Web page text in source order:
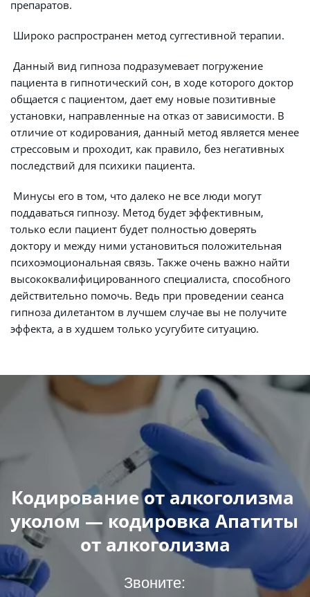
препаратов.
Широко распространен метод суггестивной терапии.
пациента в гипнотический сон, в ходе которого доктор
общается с пациентом, дает ему новые позитивные
установки, направленные на отказ от зависимости. В
отличие от кодирования, данный метод является менее
стрессовым и проходит, как правило, без негативных
последствий для психики пациента.
поддаваться гипнозу. Метод будет эффективным,
только если пациент будет полностью доверять
доктору и между ними установиться положительная
психоэмоциональная связь. Также очень важно найти
высококвалифицированного специалиста, способного
действительно помочь. Ведь при проведении сеанса
гипноза дилетантом в лучшем случае вы не получите
эффекта, а в худшем только усугубите ситуацию.
Кодирование от алкоголизма
уколом — кодировка Апатиты
от алкоголизма
Звоните: